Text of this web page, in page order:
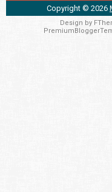
Copyright © 2026
Design by